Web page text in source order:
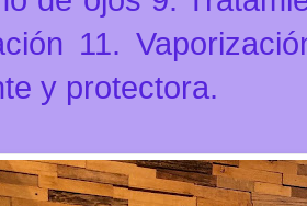
11.
y protectora.